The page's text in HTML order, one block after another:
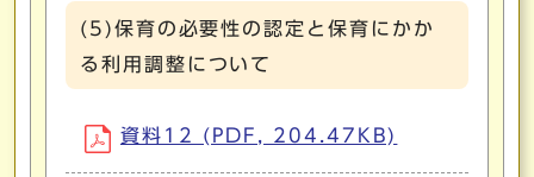
(5)保育の必要性の認定と保育にかか
る利用調整について
資料12 (PDF, 204.47KB)